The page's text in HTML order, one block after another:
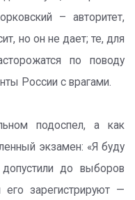
– авторитет,
но он не дает; те, для
по поводу
России с врагами.
подоспел, а как
экзамен: «Я буду
до выборов
зарегистрируют —